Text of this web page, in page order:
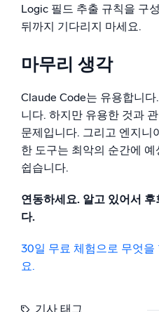
Logic 필드 추출 규칙을 구
뒤까지 기다리지 마세요.
마무리 생각
Claude Code는 유용합니
니다. 하지만 유용한 것과
문제입니다. 그리고 엔지니
한 도구는 최악의 순간에
쉽습니다.
연동하세요. 알고 있어서
다.
30일 무료 체험으로 무엇을
요.
기사 태그